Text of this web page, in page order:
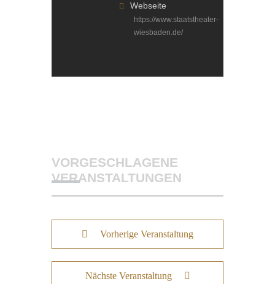
Webseite
https://www.staatstheater-
wiesbaden.de/
VORGESCHLAGENE
VERANSTALTUNGEN
Vorherige Veranstaltung
Nächste Veranstaltung